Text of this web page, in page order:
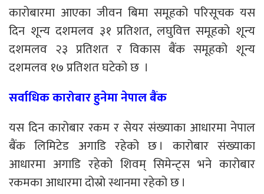
कारोबारमा आएका जीवन बिमा समूहको परिसूचक यस
दिन शून्य दशमलव ३१ प्रतिशत, लघुवित्त समूहको शून्य
दशमलव २३ प्रतिशत र विकास बैंक समूहको शून्य
दशमलव १७ प्रतिशत घटेको छ ।
सर्वाधिक कारोबार हुनेमा नेपाल बैंक
यस दिन कारोबार रकम र सेयर संख्याका आधारमा नेपाल
बैंक लिमिटेड अगाडि रहेको छ । कारोबार संख्याका
आधारमा अगाडि रहेको शिवम् सिमेन्ट्स भने कारोबार
रकमका आधारमा दोस्रो स्थानमा रहेको छ ।